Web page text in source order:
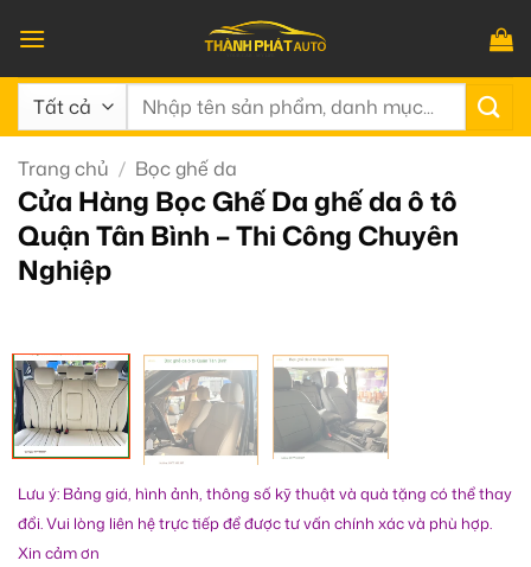
qua
nội
dung
Tìm
Trang chủ / Bọc ghế da
Cửa Hàng Bọc Ghế Da ghế da ô tô
Quận Tân Bình – Thi Công Chuyên
Nghiệp
Lưu ý: Bảng giá, hình ảnh, thông số kỹ thuật và quà tặng có thể thay
đổi. Vui lòng liên hệ trực tiếp để được tư vấn chính xác và phù hợp.
Xin cảm ơn